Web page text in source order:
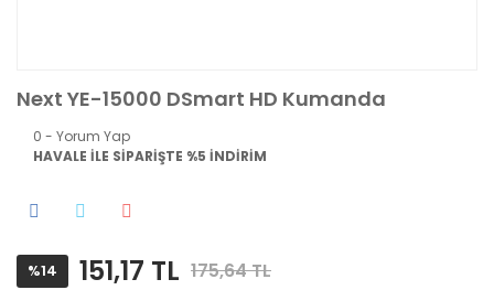
Next YE-15000 DSmart HD Kumanda
0 - Yorum Yap
HAVALE İLE SİPARİŞTE %5 İNDİRİM
%14 151,17 TL 175,64 TL